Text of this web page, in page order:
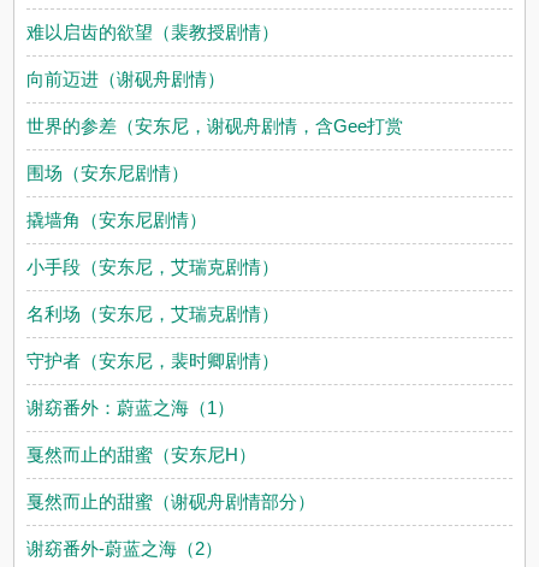
难以启齿的欲望（裴教授剧情）
向前迈进（谢砚舟剧情）
世界的参差（安东尼，谢砚舟剧情，含Gee打赏
围场（安东尼剧情）
撬墙角（安东尼剧情）
小手段（安东尼，艾瑞克剧情）
名利场（安东尼，艾瑞克剧情）
守护者（安东尼，裴时卿剧情）
谢窈番外：蔚蓝之海（1）
戛然而止的甜蜜（安东尼H）
戛然而止的甜蜜（谢砚舟剧情部分）
谢窈番外-蔚蓝之海（2）